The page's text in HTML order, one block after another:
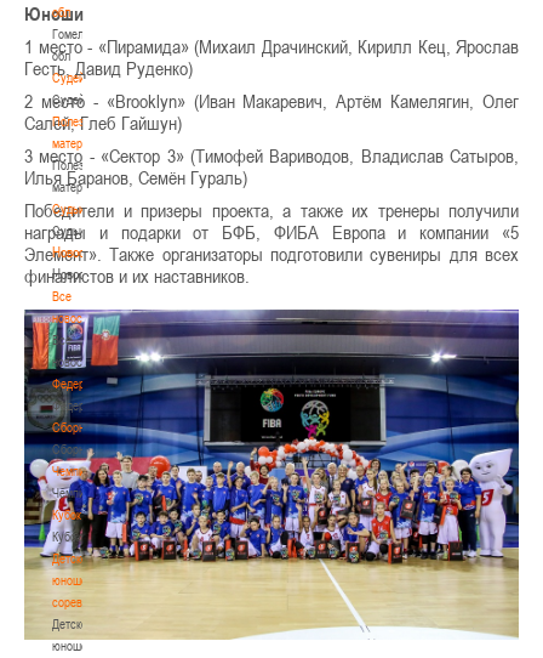
обл
Гомельская
обл
Судейство
Судейство
Полезные
материалы
Полезные
материалы
Судьи
Судьи
Новости
Новости
Все
новости
Все
новости
Федерация
Федерация
Сборные
Сборные
Чемпионат
Чемпионат
Кубок
Кубок
Детско-
юношеские
соревнования
Детско-
юношеские
Юноши
1 место - «Пирамида» (Михаил Драчинский, Кирилл Кец, Ярослав
Гесть, Давид Руденко)
2 место - «Brooklyn» (Иван Макаревич, Артём Камелягин, Олег
Салей, Глеб Гайшун)
3 место - «Сектор 3» (Тимофей Вариводов, Владислав Сатыров,
Илья Баранов, Семён Гураль)
Победители и призеры проекта, а также их тренеры получили
награды и подарки от БФБ, ФИБА Европа и компании «5
Элемент». Также организаторы подготовили сувениры для всех
финалистов и их наставников.